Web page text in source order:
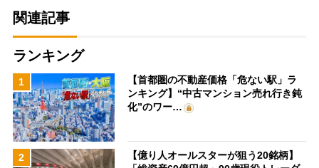
関連記事
ランキング
1
【首都圏の不動産価格「危ない駅」ラ
ンキング】“中古マンション売れ行き鈍
化”のワー…
2
【億り人オールスターが狙う20銘柄】